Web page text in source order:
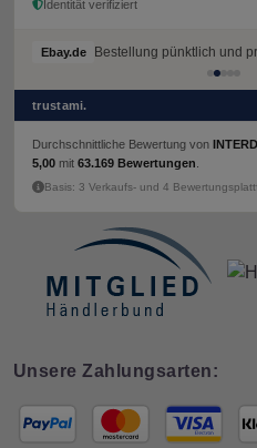
Identität verifiziert
Ebay.de Bestellung pünktlich und
trustami.
Durchschnittliche Bewertung von
5,00 mit 63.169 Bewertungen
Basis: 3 Verkaufs- und 4
Unsere Zahlungsarten: